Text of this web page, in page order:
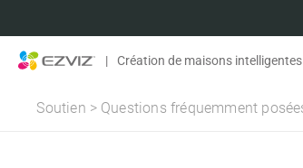
| Création de maisons
Soutien > Questions fréquemment